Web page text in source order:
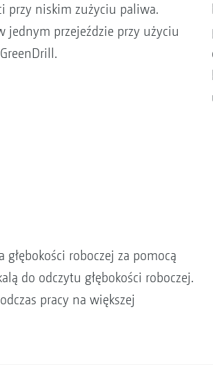
przy niskim zużyciu paliwa.
jednym przejeździe przy użyciu
roboczej za pomocą
do odczytu głębokości roboczej.
pracy na większej